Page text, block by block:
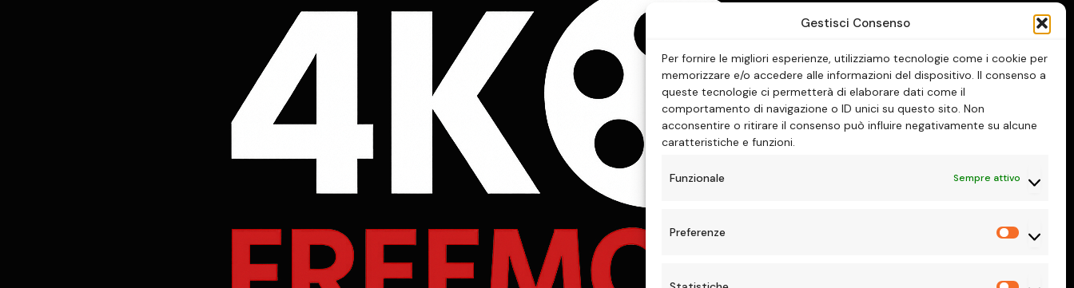
Gestisci Consenso
Per fornire le migliori esperienze, utilizziamo tecnologie come i cookie per
memorizzare e/o accedere alle informazioni del dispositivo. Il consenso a
queste tecnologie ci permetterà di elaborare dati come il
comportamento di navigazione o ID unici su questo sito. Non
acconsentire o ritirare il consenso può influire negativamente su alcune
caratteristiche e funzioni.
Funzionale Sempre attivo
Preferenze